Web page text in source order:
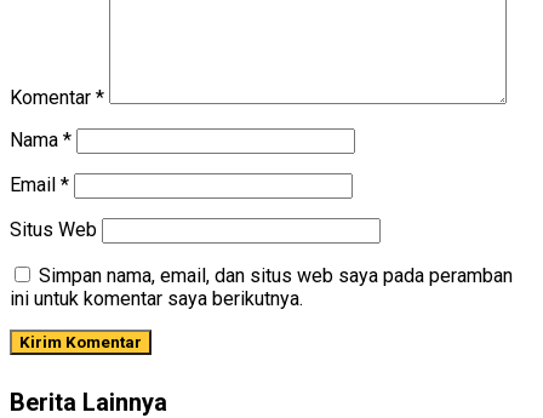
Komentar *
Nama *
Email *
Situs Web
Simpan nama, email, dan situs web saya pada peramban
ini untuk komentar saya berikutnya.
Berita Lainnya